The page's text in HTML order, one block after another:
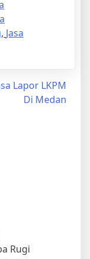
, Jasa
Lapor LKPM
Di Medan
Rugi